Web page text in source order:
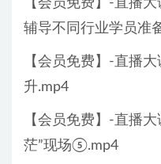
【会员免费】-直播
辅导不同行业学员准
【会员免费】-直播
升.mp4
【会员免费】-直播
茫”现场⑤.mp4